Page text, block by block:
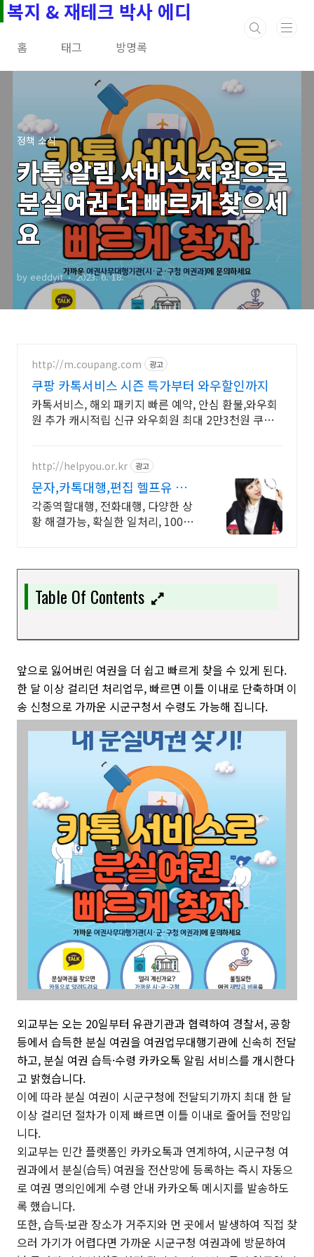
본문 바로가기
복지 & 재테크 박사 에디
홈 태그 방명록
정책 소식
카톡 알림 서비스 지원으로
분실여권 더 빠르게 찾으세
요
by eeddyit 2023. 6. 18.
http://m.coupang.com 광고
쿠팡 카톡서비스 시즌 특가부터 와우할인까지
카톡서비스, 해외 패키지 빠른 예약, 안심 환불,와우회
원 추가 캐시적립 신규 와우회원 최대 2만3천원 쿠폰
http://helpyou.or.kr 광고
문자,카톡대행,편집 헬프유 역
할대행, 상황연출 전문업체
각종역할대행, 전화대행, 다양한 상
황 해결가능, 확실한 일처리, 100%
이던 해결이 가능합니다.
Table Of Contents
앞으로 잃어버린 여권을 더 쉽고 빠르게 찾을 수 있게 된다.
한 달 이상 걸리던 처리업무, 빠르면 이틀 이내로 단축하며 이
송 신청으로 가까운 시군구청서 수령도 가능해 집니다.
외교부는 오는 20일부터 유관기관과 협력하여 경찰서, 공항
등에서 습득한 분실 여권을 여권업무대행기관에 신속히 전달
하고, 분실 여권 습득·수령 카카오톡 알림 서비스를 개시한다
고 밝혔습니다.
이에 따라 분실 여권이 시군구청에 전달되기까지 최대 한 달
이상 걸리던 절차가 이제 빠르면 이틀 이내로 줄어들 전망입
니다.
외교부는 민간 플랫폼인 카카오톡과 연계하여, 시군구청 여
권과에서 분실(습득) 여권을 전산망에 등록하는 즉시 자동으
로 여권 명의인에게 수령 안내 카카오톡 메시지를 발송하도
록 했습니다.
또한, 습득·보관 장소가 거주지와 먼 곳에서 발생하여 직접 찾
으러 가기가 어렵다면 가까운 시군구청 여권과에 방문하여